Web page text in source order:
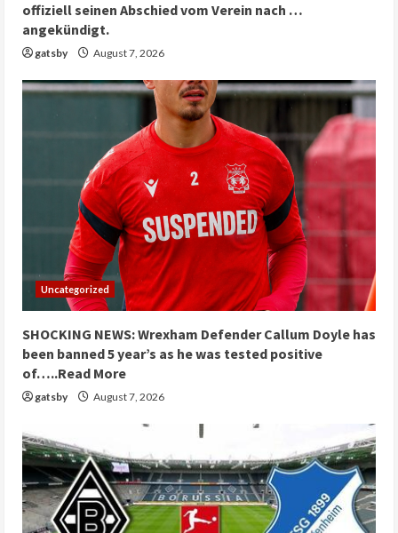
offiziell seinen Abschied vom Verein nach …
angekündigt.
gatsby August 7, 2026
Uncategorized
SHOCKING NEWS: Wrexham Defender Callum Doyle has
been banned 5 year’s as he was tested positive
of…..Read More
gatsby August 7, 2026